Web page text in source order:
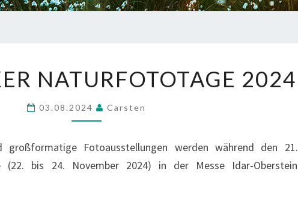
NATURFOTOTAGE
NATURFOTOTAGE 2024
03.08.2024 Carsten
großformatige Fotoausstellungen werden während den 21.
(22. bis 24. November 2024) in der Messe Idar-Oberstein